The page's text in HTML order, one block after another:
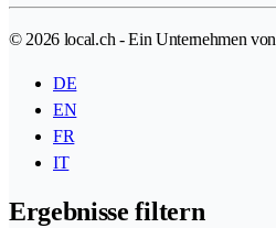
© 2026 local.ch - Ein Unternehmen von
DE
EN
FR
IT
Ergebnisse filtern